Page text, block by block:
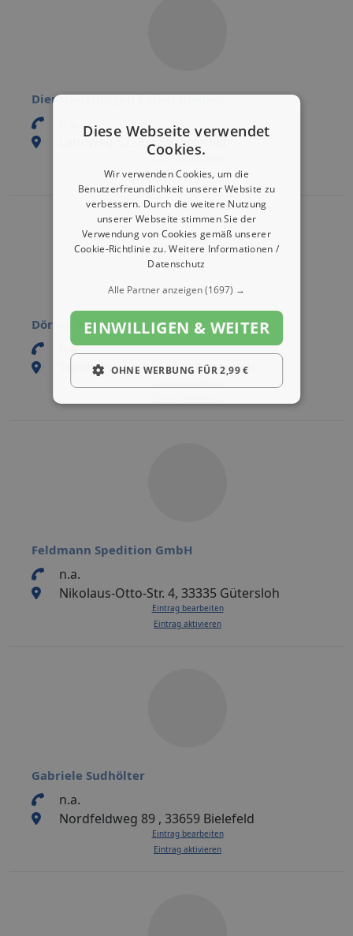
Dienstleistungen Rafael Junghof
Lahnweg 52, 33689 Bielefeld
Eintrag bearbeiten
Eintrag aktivieren
Döring & Ritscher
n.a.
Trendelheide 4 , 33335 Gütersloh
Feldmann Spedition GmbH
n.a.
Nikolaus-Otto-Str. 4, 33335 Gütersloh
Eintrag bearbeiten
Eintrag aktivieren
Gabriele Sudhölter
n.a.
Nordfeldweg 89 , 33659 Bielefeld
Eintrag bearbeiten
Eintrag aktivieren
Diese Webseite verwendet
Cookies.
Wir verwenden Cookies, um die
Benutzerfreundlichkeit unserer Website zu
verbessern. Durch die weitere Nutzung
unserer Webseite stimmen Sie der
Verwendung von Cookies gemäß unserer
Cookie-Richtlinie zu.Weitere Informationen /
Datenschutz
Alle Partner anzeigen(1697) →
EINWILLIGEN & WEITER
OHNE WERBUNG FÜR 2,99 €